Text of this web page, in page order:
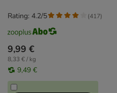
9,99 €
8,33 € / kg
9,49 €
Rating: 4.2/5 (417)